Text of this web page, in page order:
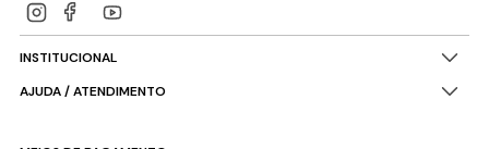
INSTITUCIONAL
AJUDA / ATENDIMENTO